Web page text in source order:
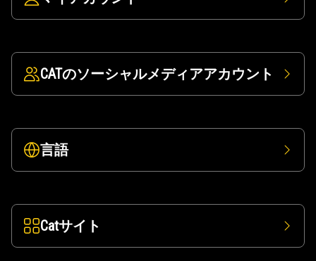
CATのソーシャルメディアアカウント
言語
Catサイト